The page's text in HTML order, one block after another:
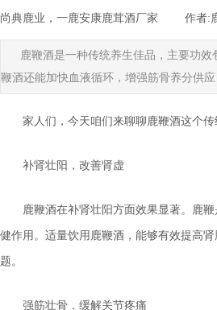
尚典鹿业，一鹿安康鹿茸酒厂家 作者:
鹿鞭酒是一种传统养生佳品，主要功
鞭酒还能加快血液循环，增强筋骨养分供
家人们，今天咱们来聊聊鹿鞭酒这个
补肾壮阳，改善肾虚
鹿鞭酒在补肾壮阳方面效果显著。鹿
健作用。适量饮用鹿鞭酒，能够有效提高
题。
强筋壮骨，缓解关节疼痛